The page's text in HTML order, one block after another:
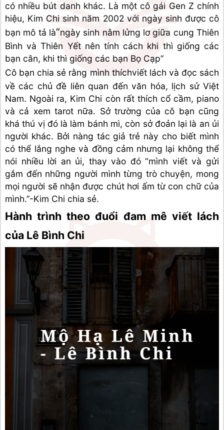
có nhiều bút danh khác. Là một cô gái Gen Z chính
hiệu, Kim Chi sinh năm 2002 với ngày sinh được cô
bạn mô tả là“ngày sinh nằm lửng lơ giữa cung Thiên
Bình và Thiên Yết nên tính cách khi thì giống các
bạn cân, khi thì giống các bạn Bọ Cạp”
Cô bạn chia sẻ rằng mình thíchviết lách và đọc sách
về các chủ đề liên quan đến văn hóa, lịch sử Việt
Nam. Ngoài ra, Kim Chi còn rất thích cổ cầm, piano
và cả xem tarot nữa. Sở trường của cô bạn cũng
khá thú vị đó là làm bánh mì, còn sở đoản lại là an ủi
người khác. Bởi nàng tác giả trẻ này cho biết mình
có thể lắng nghe và đồng cảm nhưng lại không thể
nói nhiều lời an ủi, thay vào đó “mình viết và gửi
gắm đến những người mình từng trò chuyện, mong
mọi người sẽ nhận được chút hơi ấm từ con chữ của
mình.”-Kim Chi chia sẻ.
Hành trình theo đuổi đam mê viết lách
của Lê Bình Chi